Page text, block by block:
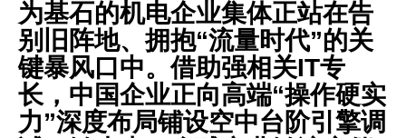
为基石的机电企业集体正站在告
别旧阵地、拥抱“流量时代”的关
键暴风口中。借助强相关IT专
长，中国企业正向高端“操作硬实
力”深度布局铺设空中台阶引擎调